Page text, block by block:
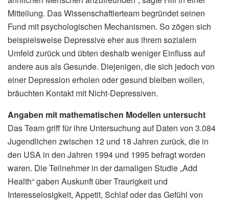
Mitteilung. Das Wissenschaftlerteam begründet seinen
Fund mit psychologischen Mechanismen. So zögen sich
beispielsweise Depressive eher aus ihrem sozialem
Umfeld zurück und übten deshalb weniger Einfluss auf
andere aus als Gesunde. Diejenigen, die sich jedoch von
einer Depression erholen oder gesund bleiben wollen,
bräuchten Kontakt mit Nicht-Depressiven.
Angaben mit mathematischen Modellen untersucht
Das Team griff für ihre Untersuchung auf Daten von 3.084
Jugendlichen zwischen 12 und 18 Jahren zurück, die in
den USA in den Jahren 1994 und 1995 befragt worden
waren. Die Teilnehmer in der damaligen Studie „Add
Health“ gaben Auskunft über Traurigkeit und
Interesselosigkeit, Appetit, Schlaf oder das Gefühl von